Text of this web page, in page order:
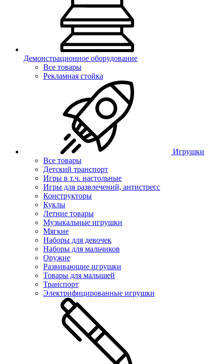
Демонстрационное оборудование
Все товары
Рекламная стойка
Игрушки
Все товары
Детский транспорт
Игры в т.ч. настольные
Игры для развлечений, антистресс
Конструкторы
Куклы
Летние товары
Музыкальные игрушки
Мягкие
Наборы для девочек
Наборы для мальчиков
Оружие
Развивающие игрушки
Товары для малышей
Транспорт
Электрифицированные игрушки